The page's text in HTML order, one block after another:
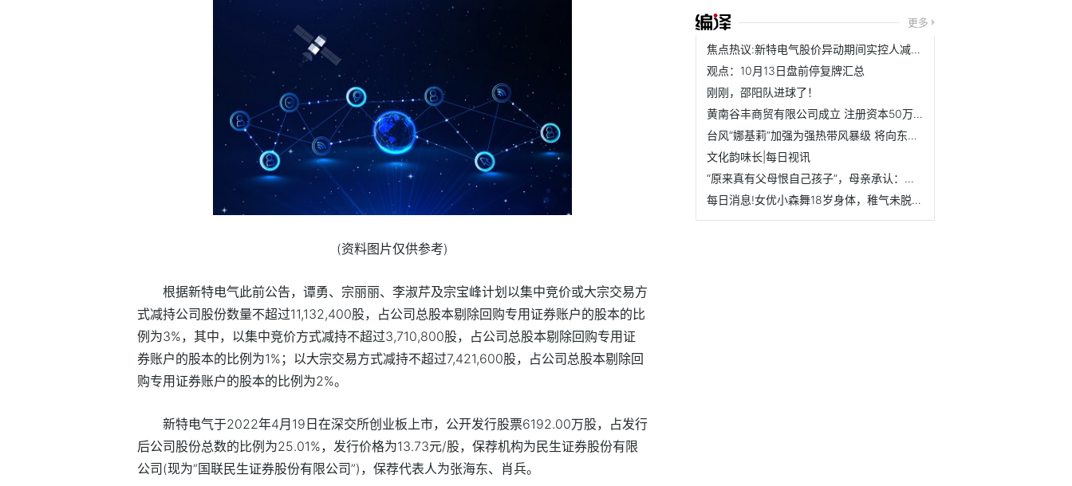
(资料图片仅供参考)
根据新特电气此前公告，谭勇、宗丽丽、李淑芹及宗宝峰计划以集中竞价或大宗交易方
式减持公司股份数量不超过11,132,400股，占公司总股本剔除回购专用证券账户的股本的比
例为3%，其中，以集中竞价方式减持不超过3,710,800股，占公司总股本剔除回购专用证
券账户的股本的比例为1%；以大宗交易方式减持不超过7,421,600股，占公司总股本剔除回
购专用证券账户的股本的比例为2%。
新特电气于2022年4月19日在深交所创业板上市，公开发行股票6192.00万股，占发行
后公司股份总数的比例为25.01%，发行价格为13.73元/股，保荐机构为民生证券股份有限
公司(现为“国联民生证券股份有限公司”)，保荐代表人为张海东、肖兵。
更多
焦点热议:新特电气股价异动期间实控人减持 扣非净利连亏1年半
观点：10月13日盘前停复牌汇总
刚刚，邵阳队进球了！
黄南谷丰商贸有限公司成立 注册资本50万人民币 焦点快报
台风“娜基莉”加强为强热带风暴级 将向东偏北方向移动
文化韵味长|每日视讯
“原来真有父母恨自己孩子”，母亲承认：我看不得大三女儿开心
每日消息!女优小森舞18岁身体，稚气未脱脸蛋细腰身材